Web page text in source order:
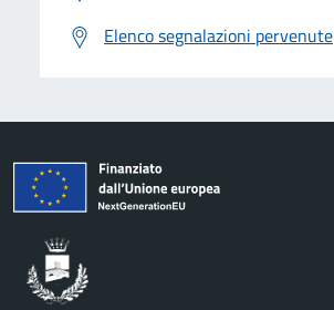
Elenco segnalazioni pervenute